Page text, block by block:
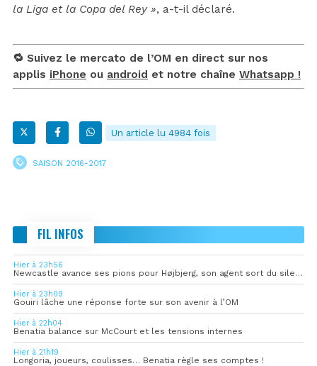
la Liga et la Copa del Rey », a-t-il déclaré.
🔁 Suivez le mercato de l’OM en direct sur nos
applis iPhone ou android et notre chaîne Whatsapp !
Un article lu 4984 fois
SAISON 2016-2017
FIL INFOS
Hier à 23h56
Newcastle avance ses pions pour Højbjerg, son agent sort du silence
Hier à 23h09
Gouiri lâche une réponse forte sur son avenir à l’OM
Hier à 22h04
Benatia balance sur McCourt et les tensions internes
Hier à 21h19
Longoria, joueurs, coulisses… Benatia règle ses comptes !